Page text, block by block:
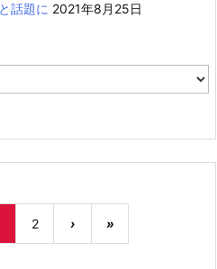
話題に 2021年8月25日
2 › »